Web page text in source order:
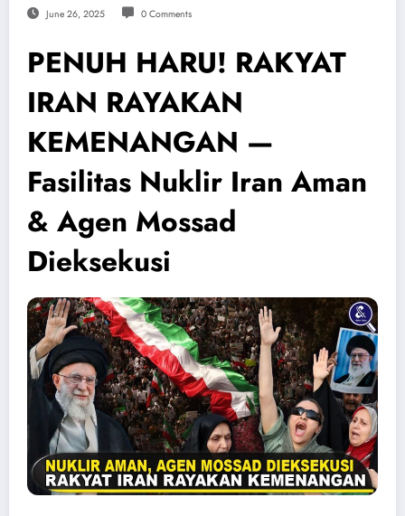
June 26, 2025 0 Comments
PENUH HARU! RAKYAT
IRAN RAYAKAN
KEMENANGAN —
Fasilitas Nuklir Iran Aman
& Agen Mossad
Dieksekusi